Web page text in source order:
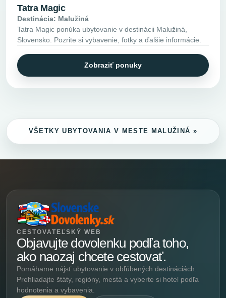
Tatra Magic
Destinácia: Malužiná
Tatra Magic ponúka ubytovanie v destinácii Malužiná,
Slovensko. Pozrite si vybavenie, fotky a ďalšie informácie.
Zobraziť ponuky
VŠETKY UBYTOVANIA V MESTE MALUŽINÁ »
CESTOVATEĽSKÝ WEB
Objavujte dovolenku podľa toho,
ako naozaj chcete cestovať.
Pomáhame nájsť ubytovanie v obľúbených destináciách.
Prehliadajte štáty, regióny, mestá a vyberte si hotel podľa
hodnotenia a vybavenia.